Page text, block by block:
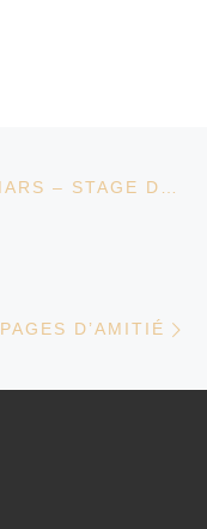
D’AMITIÉ